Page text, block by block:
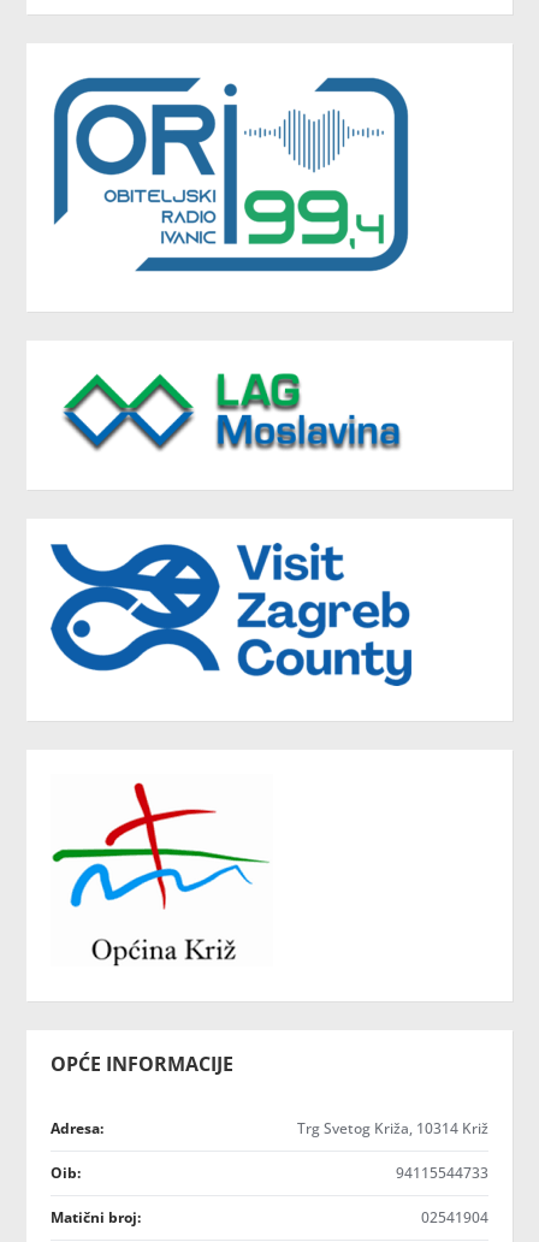
OPĆE INFORMACIJE
Adresa: Trg Svetog Križa, 10314 Križ
Oib: 94115544733
Matični broj: 02541904